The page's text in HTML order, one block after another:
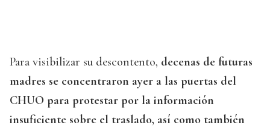
Para visibilizar su descontento, decenas de futuras
madres se concentraron ayer a las puertas del
CHUO para protestar por la información
insuficiente sobre el traslado, así como también